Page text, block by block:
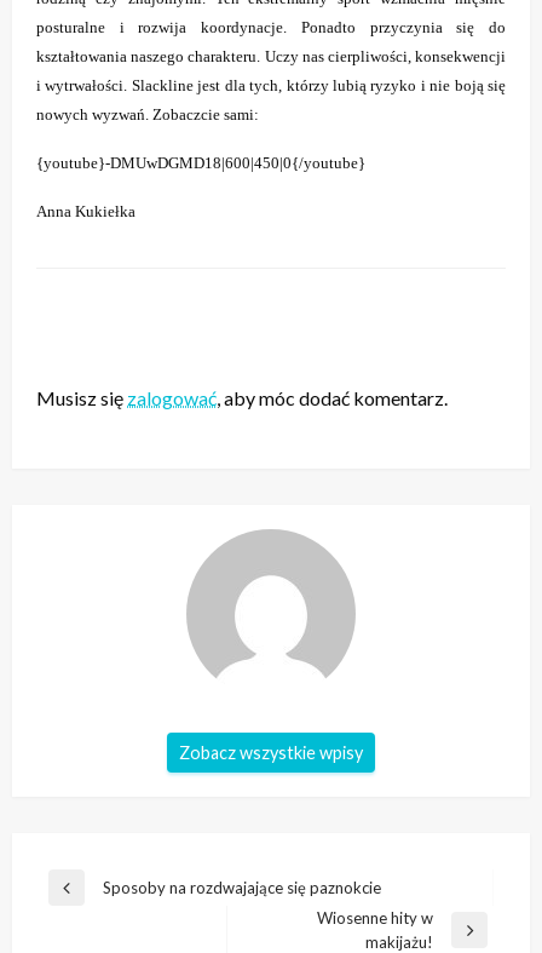
posturalne i rozwija koordynacje. Ponadto przyczynia się do
kształtowania naszego charakteru. Uczy nas cierpliwości, konsekwencji
i wytrwałości. Slackline jest dla tych, którzy lubią ryzyko i nie boją się
nowych wyzwań. Zobaczcie sami:
{youtube}-DMUwDGMD18|600|450|0{/youtube}
Anna Kukiełka
Musisz się zalogować, aby móc dodać komentarz.
Zobacz wszystkie wpisy
Nawigacja
Poprzedni
Sposoby na rozdwajające się paznokcie
Wiosenne hity w
makijażu!